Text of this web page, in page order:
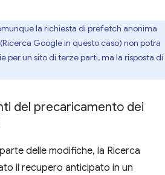
la richiesta di prefetch anonima
Google in questo caso) non potrà
per un sito di terze parti, ma la risposta di
del precaricamento dei
delle modifiche, la Ricerca
il recupero anticipato in un